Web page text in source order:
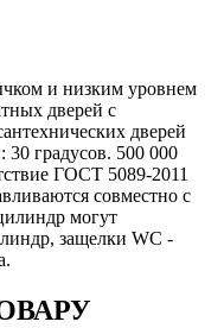
и низким уровнем
дверей с
дверей
30 градусов. 500 000
ГОСТ 5089-2011
совместно с
могут
защелки WC -